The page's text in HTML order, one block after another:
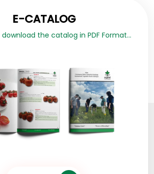
E-CATALOG
the catalog in PDF Format...